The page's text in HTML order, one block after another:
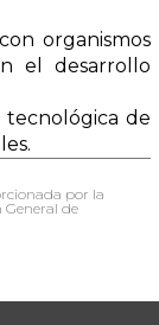
organismos
el desarrollo
tecnológica de
por la
General de